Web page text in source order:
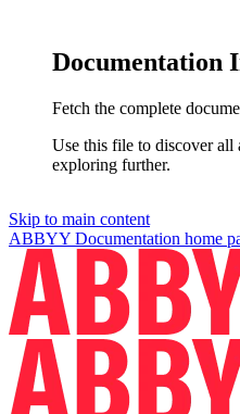
Documentation
Fetch the complete
Use this file to discover all
exploring further.
Skip to main content
ABBYY Documentation home